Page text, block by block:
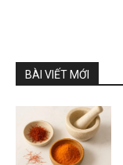
BÀI VIẾT MỚI